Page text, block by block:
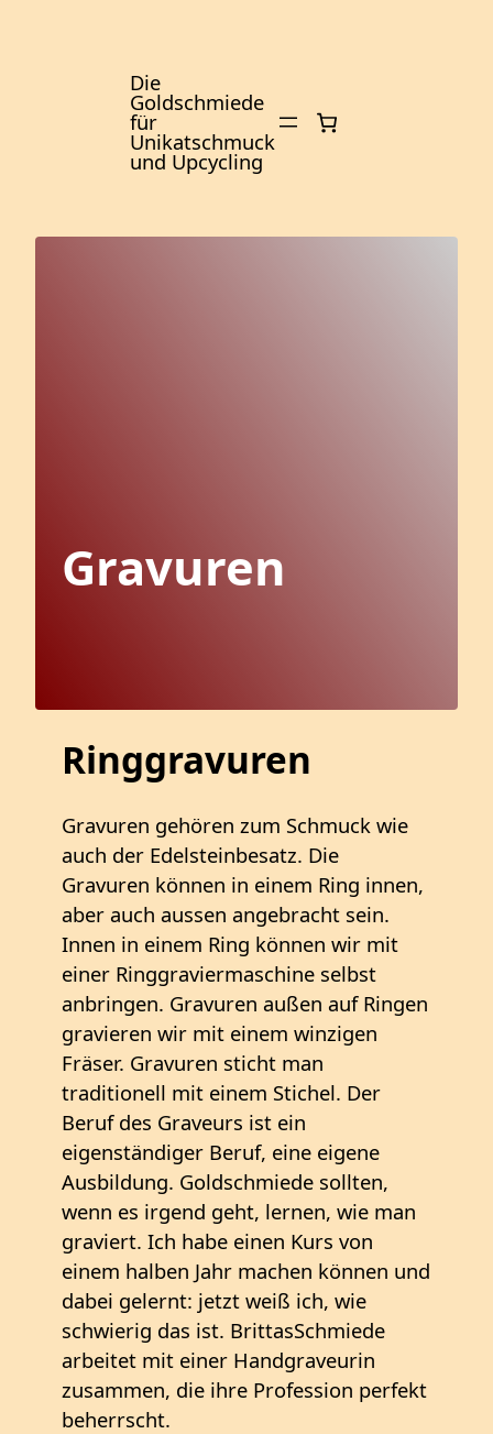
Die
Goldschmiede
für
Unikatschmuck
und Upcycling
Gravuren
Ringgravuren
Gravuren gehören zum Schmuck wie
auch der Edelsteinbesatz. Die
Gravuren können in einem Ring innen,
aber auch aussen angebracht sein.
Innen in einem Ring können wir mit
einer Ringgraviermaschine selbst
anbringen. Gravuren außen auf Ringen
gravieren wir mit einem winzigen
Fräser. Gravuren sticht man
traditionell mit einem Stichel. Der
Beruf des Graveurs ist ein
eigenständiger Beruf, eine eigene
Ausbildung. Goldschmiede sollten,
wenn es irgend geht, lernen, wie man
graviert. Ich habe einen Kurs von
einem halben Jahr machen können und
dabei gelernt: jetzt weiß ich, wie
schwierig das ist. BrittasSchmiede
arbeitet mit einer Handgraveurin
zusammen, die ihre Profession perfekt
beherrscht.